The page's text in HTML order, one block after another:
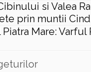
si Valea
prin muntii
Mare: Varful